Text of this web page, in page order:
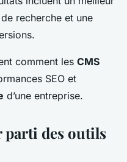
recherche et une
comment les CMS
SEO et
d’une entreprise.
parti des outils